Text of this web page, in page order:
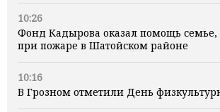
10:26
Фонд Кадырова оказал помощь семье,
при пожаре в Шатойском районе
10:16
В Грозном отметили День